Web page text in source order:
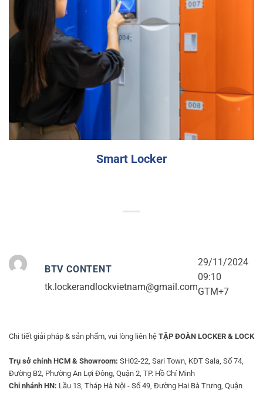
Smart Locker
BTV CONTENT
tk.lockerandlockvietnam@gmail.com
29/11/2024
09:10
GTM+7
Chi tiết giải pháp & sản phẩm, vui lòng liên hệ TẬP ĐOÀN LOCKER & LOCK
Trụ sở chính HCM & Showroom: SH02-22, Sari Town, KĐT Sala, Số 74,
Đường B2, Phường An Lợi Đông, Quận 2, TP. Hồ Chí Minh
Chi nhánh HN: Lầu 13, Tháp Hà Nội - Số 49, Đường Hai Bà Trưng, Quận